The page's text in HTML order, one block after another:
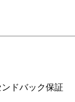
ドバック保証